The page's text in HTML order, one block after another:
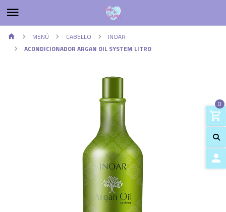
0
MENÚ CABELLO
INOAR
ACONDICIONADOR ARGAN OIL SYSTEM LITRO